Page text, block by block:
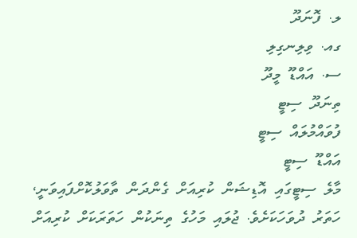
ލ. ފޮނަދޫ
ގއ. ވިލިނގިލި
ސ. އައްޑޫ މީދޫ
ތިނަދޫ ސިޓީ
ފުވައްމުލައް ސިޓީ
އައްޑޫ ސިޓީ
މާލެ ސިޓީގައި އޮޑިޝަން ކުރިއަށް ގެންދަން ތާވަލުކޮށްފައިވަނީ،
ހަތަރު ދުވަހަކަށެވެ. ޖުލައި މަހުގެ ތިނަކުން ހަތަރަކަށް ކުރިއަށް